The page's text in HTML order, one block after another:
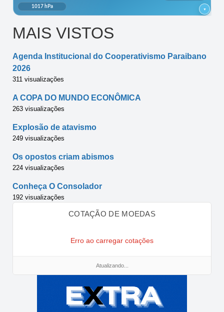
MAIS VISTOS
Agenda Institucional do Cooperativismo Paraibano
2026
311 visualizações
A COPA DO MUNDO ECONÔMICA
263 visualizações
Explosão de atavismo
249 visualizações
Os opostos criam abismos
224 visualizações
Conheça O Consolador
192 visualizações
COTAÇÃO DE MOEDAS
Erro ao carregar cotações
Atualizando...